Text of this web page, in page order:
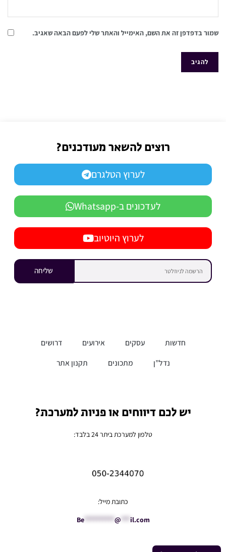
שמור בדפדפן זה את השם, האימייל והאתר שלי לפעם הבאה שאגיב.
רוצים להשאר מעודכנים?
לערוץ הטלגרם
לעדכונים ב-Whatsapp
לערוץ היוטיוב
שליחה
חדשות עסקים אירועים
דרושים
נדל”ן
מתכונים תקנון אתר
יש לכם דיווחים או פניות למערכת?
טלפון למערכת ביתר 24 בלבד:
כתובת מייל:
Be********** @ *** il.com